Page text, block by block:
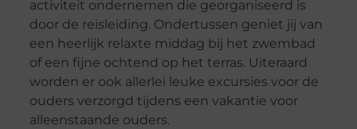
activiteit ondernemen die georganiseerd is
door de reisleiding. Ondertussen geniet jij van
een heerlijk relaxte middag bij het zwembad
of een fijne ochtend op het terras. Uiteraard
worden er ook allerlei leuke excursies voor de
ouders verzorgd tijdens een vakantie voor
alleenstaande ouders.